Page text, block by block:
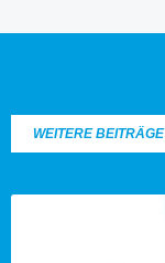
WEITERE BEITRÄGE